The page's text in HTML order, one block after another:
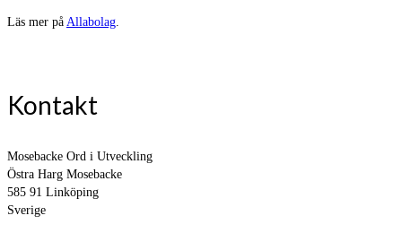
Läs mer på Allabolag.
Kontakt
Mosebacke Ord i Utveckling
Östra Harg Mosebacke
585 91 Linköping
Sverige